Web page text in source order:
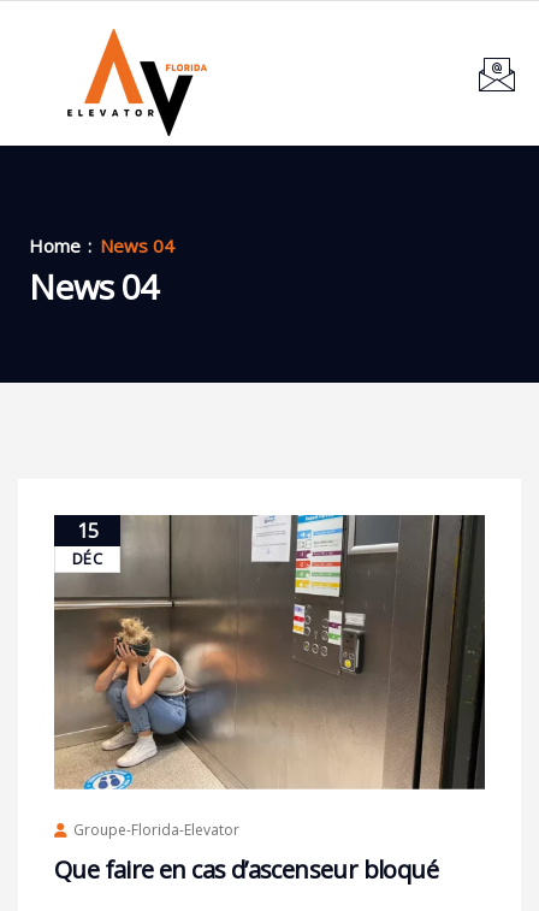
Home News 04
News 04
15
DÉC
Groupe-Florida-Elevator
Que faire en cas d’ascenseur bloqué